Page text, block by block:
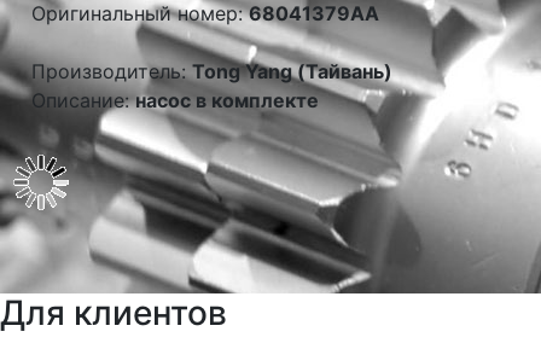
Оригинальный номер:68041379AA
Производитель: Tong Yang (Тайвань)
Описание:насос в комплекте
Для клиентов